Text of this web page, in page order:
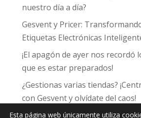
nuestro día a día?
Gesvent y Pricer:
Etiquetas Electrónicas
¡El apagón de ayer nos recordó
que es estar preparados!
¿Gestionas varias tiendas?
con Gesvent y olvídate del caos!
Esta página web únicamente utiliza